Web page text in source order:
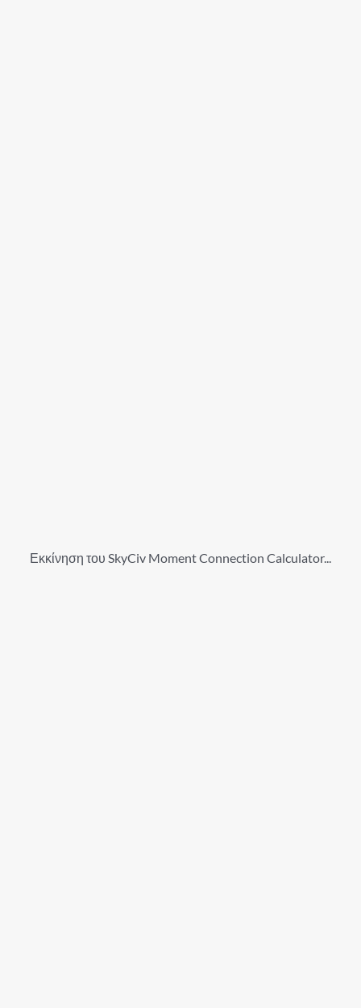
Εκκίνηση του SkyCiv Moment Connection Calculator...